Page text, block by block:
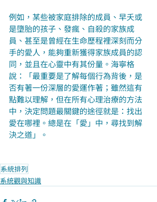
例如，某些被家庭排除的成員、早夭或
是墮胎的孩子、發瘋、自殺的家族成
員、甚至是曾經在生命歷程裡深刻而分
手的愛人，能夠重新獲得家族成員的認
同，並且在心靈中有其份量。海寧格
說：「最重要是了解每個行為背後，是
否有著一份深層的愛運作著；雖然這有
點難以理解，但在所有心理治療的方法
中，決定問題最關鍵的途徑就是：找出
愛在哪裡。總是在「愛」中，尋找到解
決之道」。
系統排列
系統觀與知識